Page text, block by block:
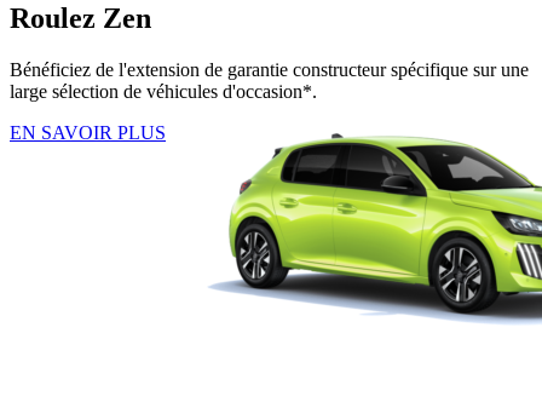
Roulez Zen
Bénéficiez de l'extension de garantie constructeur spécifique sur une
large sélection de véhicules d'occasion*.
EN SAVOIR PLUS